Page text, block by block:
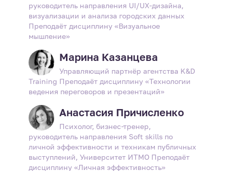
руководитель направления UI/UX-дизайна,
визуализации и анализа городских данных
Преподаёт дисциплину «Визуальное
мышление»
Марина Казанцева
Управляющий партнёр агентства K&D
Training Преподаёт дисциплину «Технологии
ведения переговоров и презентаций»
Анастасия Причисленко
Психолог, бизнес-тренер,
руководитель направления Soft skills по
личной эффективности и техникам публичных
выступлений, Университет ИТМО Преподаёт
дисциплину «Личная эффективность»